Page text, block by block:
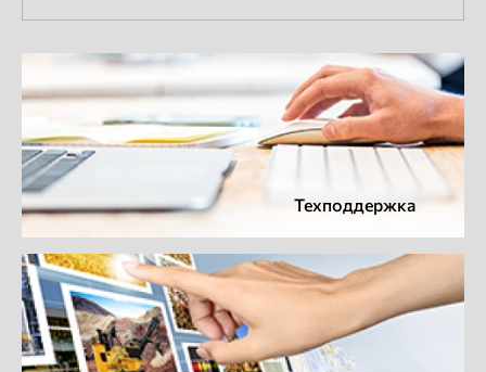
Техподдержка